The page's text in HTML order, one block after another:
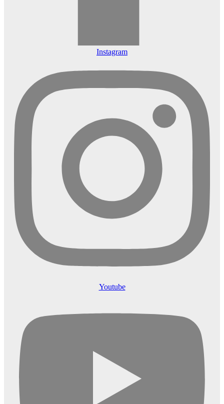
Instagram
Youtube